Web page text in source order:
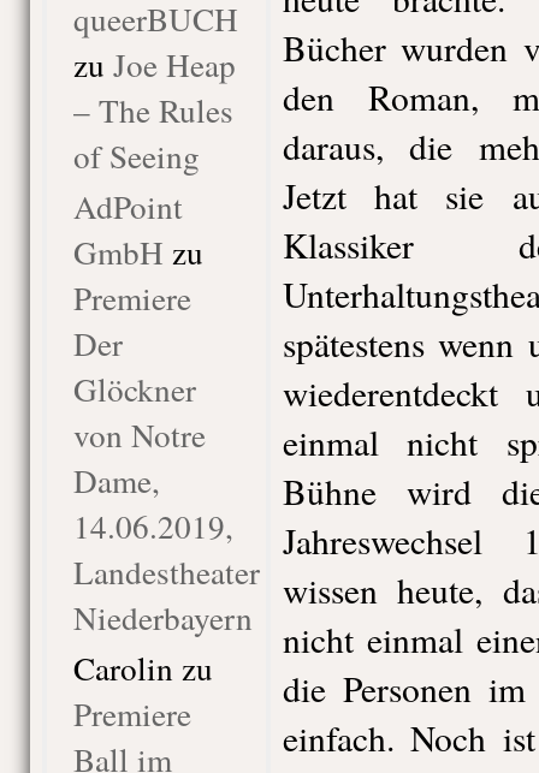
queerBUCH
zu Joe Heap
– The Rules
of Seeing
AdPoint
GmbH zu
Premiere
Der
Glöckner
von Notre
Dame,
14.06.2019,
Landestheater
Niederbayern
Carolin zu
Premiere
Ball im
Bücher wurden
den Roman,
daraus, die
Jetzt hat sie
Klassiker
spätestens
einmal nicht
Bühne wird
wissen heute,
nicht einmal
die Personen
einfach. Noch